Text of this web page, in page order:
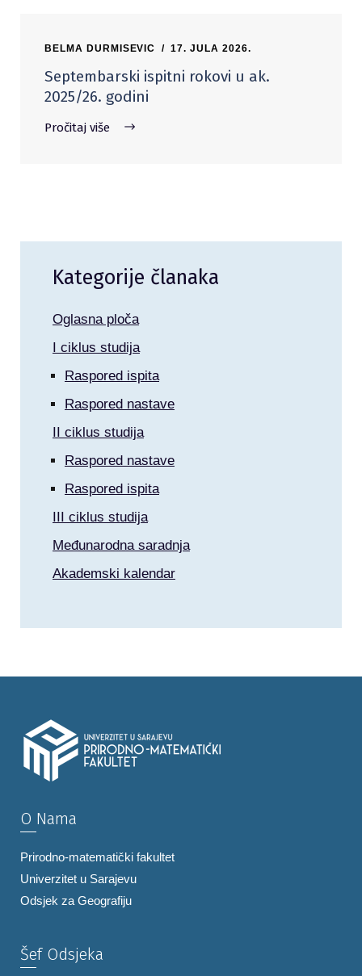
BELMA DURMISEVIC 17. JULA 2026.
Septembarski ispitni rokovi u ak.
2025/26. godini
Pročitaj više
Kategorije članaka
Oglasna ploča
I ciklus studija
Raspored ispita
Raspored nastave
II ciklus studija
Raspored nastave
Raspored ispita
III ciklus studija
Međunarodna saradnja
Akademski kalendar
O Nama
Prirodno-matematički fakultet
Univerzitet u Sarajevu
Odsjek za Geografiju
Šef Odsjeka